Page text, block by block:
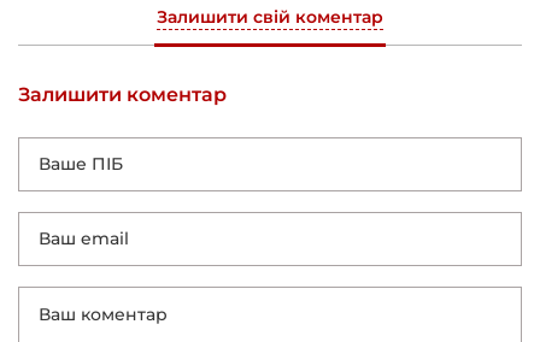
Залишити свій коментар
Залишити коментар